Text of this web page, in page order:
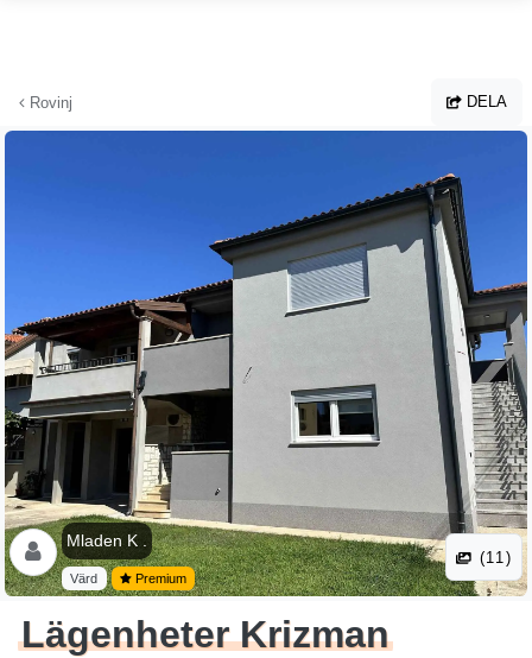
Rovinj DELA
Mladen K .
Värd Premium
(11)
Lägenheter Krizman